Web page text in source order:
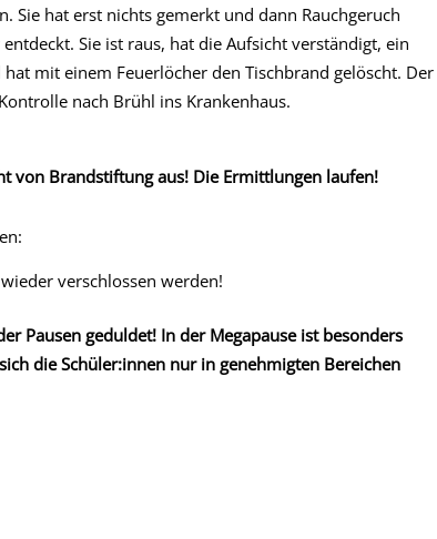
Sie hat erst nichts gemerkt und dann Rauchgeruch
Sie ist raus, hat die Aufsicht verständigt, ein
mit einem Feuerlöcher den Tischbrand gelöscht. Der
nach Brühl ins Krankenhaus.
von Brandstiftung aus! Die Ermittlungen laufen!
verschlossen werden!
Pausen geduldet! In der Megapause ist besonders
die Schüler:innen nur in genehmigten Bereichen